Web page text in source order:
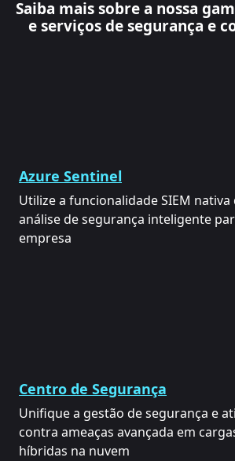
Saiba mais sobre a nossa
e serviços de segurança e
Azure Sentinel
Utilize a funcionalidade SIEM nativa
análise de segurança inteligente
empresa
Centro de Segurança
Unifique a gestão de segurança e
contra ameaças avançada em
híbridas na nuvem